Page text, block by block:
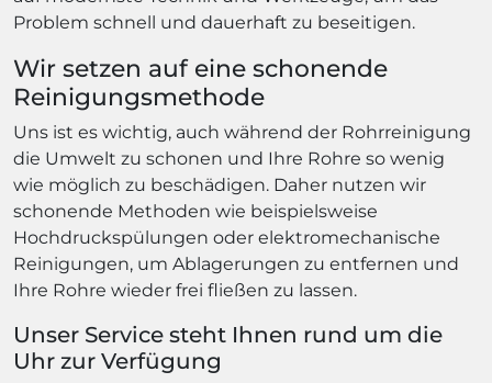
Problem schnell und dauerhaft zu beseitigen.
Wir setzen auf eine schonende
Reinigungsmethode
Uns ist es wichtig, auch während der Rohrreinigung
die Umwelt zu schonen und Ihre Rohre so wenig
wie möglich zu beschädigen. Daher nutzen wir
schonende Methoden wie beispielsweise
Hochdruckspülungen oder elektromechanische
Reinigungen, um Ablagerungen zu entfernen und
Ihre Rohre wieder frei fließen zu lassen.
Unser Service steht Ihnen rund um die
Uhr zur Verfügung